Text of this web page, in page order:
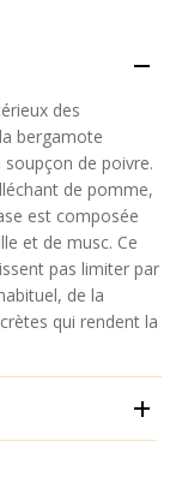
des
bergamote
de poivre.
de pomme,
est composée
et de musc. Ce
pas limiter par
de la
qui rendent la